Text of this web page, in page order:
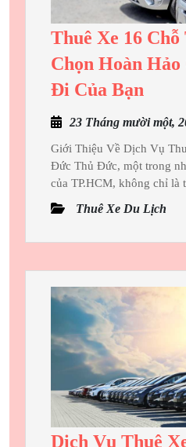
Thuê Xe 16
Chọn Hoàn Hảo
Đi Của Bạn
16
Chỗ
Thủ
Đức:
Lựa
Chọn
Hảo
Của
Bạn
23 Tháng mười một,
Giới Thiệu Về Dịch Vụ
Đức Thủ Đức, một trong
của TP.HCM, không chỉ là
Thuê Xe Du Lịch
Dịch Vụ Thuê